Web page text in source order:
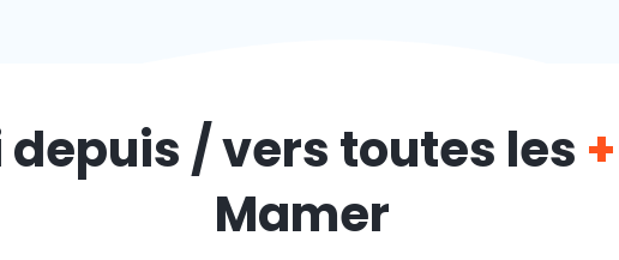
/ vers toutes les
Mamer